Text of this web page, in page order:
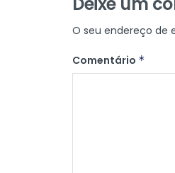
O seu endereço de
Comentário *